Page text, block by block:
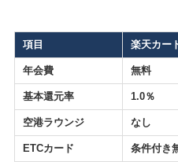
項目 楽天カー
年会費 無料
基本還元率 1.0％
空港ラウンジ なし
ETCカード 条件付き